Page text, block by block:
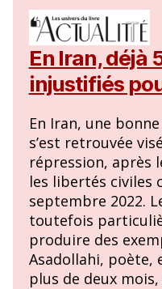
En Iran, déjà
injustifiés
En Iran, une
s’est retrouvée
répression, après
les libertés civiles
septembre 2022.
toutefois
produire des
Asadollahi, poète,
plus de deux